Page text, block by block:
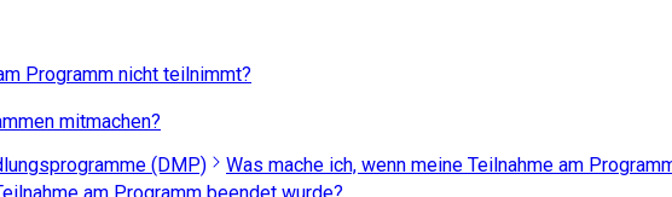
Programm nicht teilnimmt?
mitmachen?
(DMP)
Was mache ich, wenn meine Teilnahme am